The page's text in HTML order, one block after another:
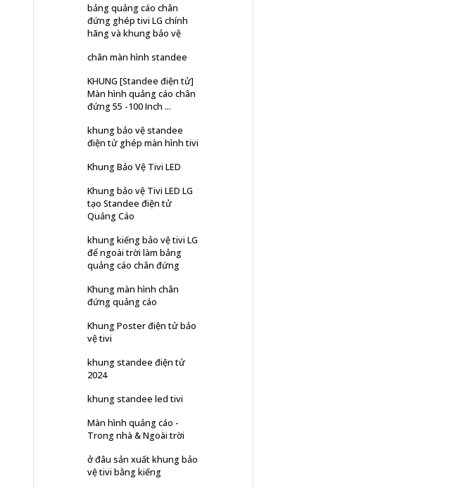
bảng quảng cáo chân
đứng ghép tivi LG chính
hãng và khung bảo vệ
chân màn hình standee
KHUNG [Standee điện tử]
Màn hình quảng cáo chân
đứng 55 -100 Inch ...
khung bảo vệ standee
điện tử ghép màn hình tivi
Khung Bảo Vệ Tivi LED
Khung bảo vệ Tivi LED LG
tạo Standee điện tử
Quảng Cáo
khung kiếng bảo vệ tivi LG
để ngoài trời làm bảng
quảng cáo chân đứng
Khung màn hình chân
đứng quảng cáo
Khung Poster điện tử bảo
vệ tivi
khung standee điện tử
2024
khung standee led tivi
Màn hình quảng cáo -
Trong nhà & Ngoài trời
ở đâu sản xuất khung bảo
vệ tivi bằng kiếng